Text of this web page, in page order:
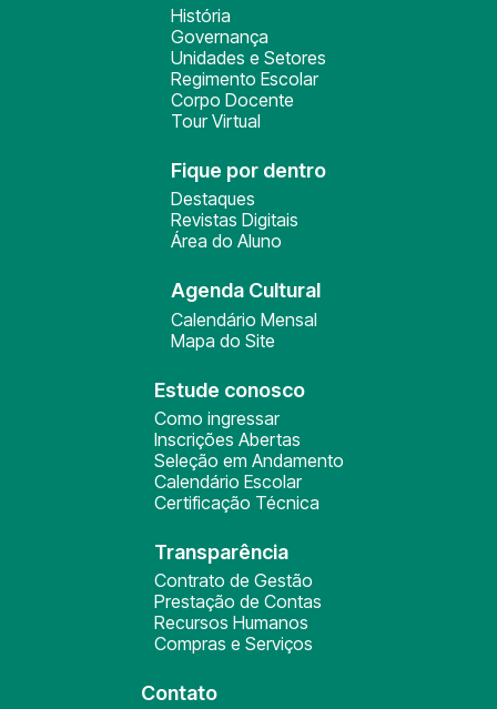
História
Governança
Unidades e Setores
Regimento Escolar
Corpo Docente
Tour Virtual
Fique por dentro
Destaques
Revistas Digitais
Área do Aluno
Agenda Cultural
Calendário Mensal
Mapa do Site
Estude conosco
Como ingressar
Inscrições Abertas
Seleção em Andamento
Calendário Escolar
Certificação Técnica
Transparência
Contrato de Gestão
Prestação de Contas
Recursos Humanos
Compras e Serviços
Contato